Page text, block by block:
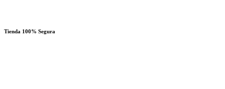
Tienda 100% Segura